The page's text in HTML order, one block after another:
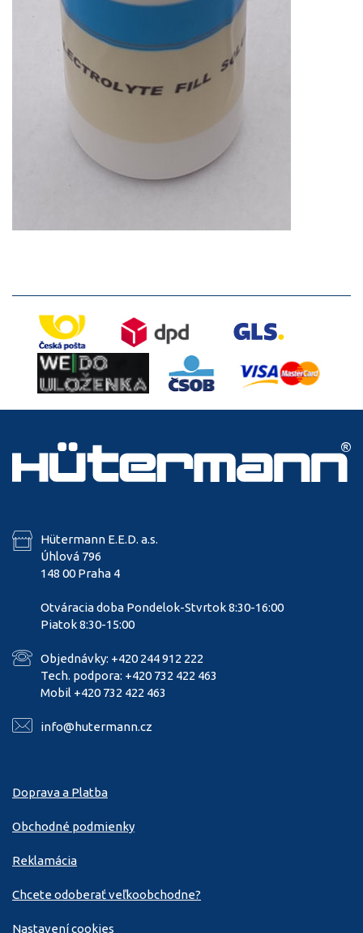
Hütermann E.E.D. a.s.
Úhlová 796
148 00 Praha 4
Otváracia doba Pondelok-Stvrtok 8:30-16:00
Piatok 8:30-15:00
Objednávky: +420 244 912 222
Tech. podpora: +420 732 422 463
Mobil +420 732 422 463
info@hutermann.cz
Doprava a Platba
Obchodné podmienky
Reklamácia
Chcete odoberať veľkoobchodne?
Nastavení cookies